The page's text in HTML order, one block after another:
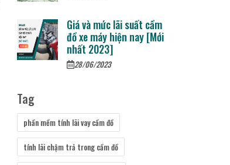
Giá và mức lãi suất cầm
đồ xe máy hiện nay [Mới
nhất 2023]
28/06/2023
Tag
phần mềm tính lãi vay cầm đồ
tính lãi chậm trả trong cầm đồ